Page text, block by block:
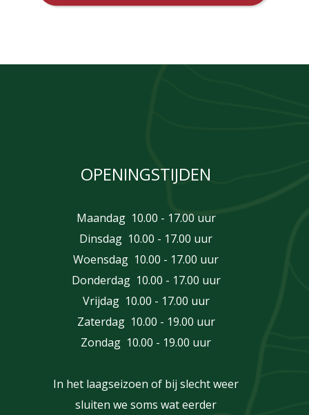
OPENINGSTIJDEN
Maandag 10.00 - 17.00 uur
Dinsdag 10.00 - 17.00 uur
Woensdag 10.00 - 17.00 uur
Donderdag 10.00 - 17.00 uur
Vrijdag 10.00 - 17.00 uur
Zaterdag 10.00 - 19.00 uur
Zondag 10.00 - 19.00 uur
In het laagseizoen of bij slecht weer
sluiten we soms wat eerder